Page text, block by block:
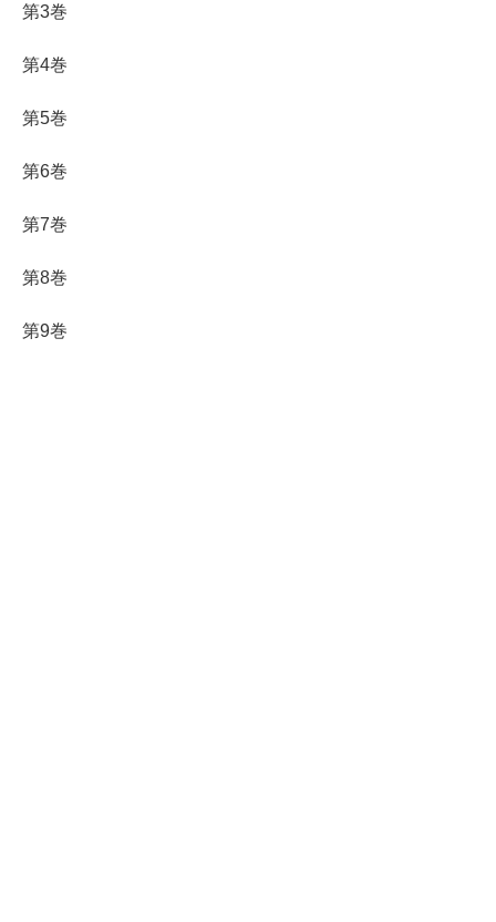
第3巻
第4巻
第5巻
第6巻
第7巻
第8巻
第9巻